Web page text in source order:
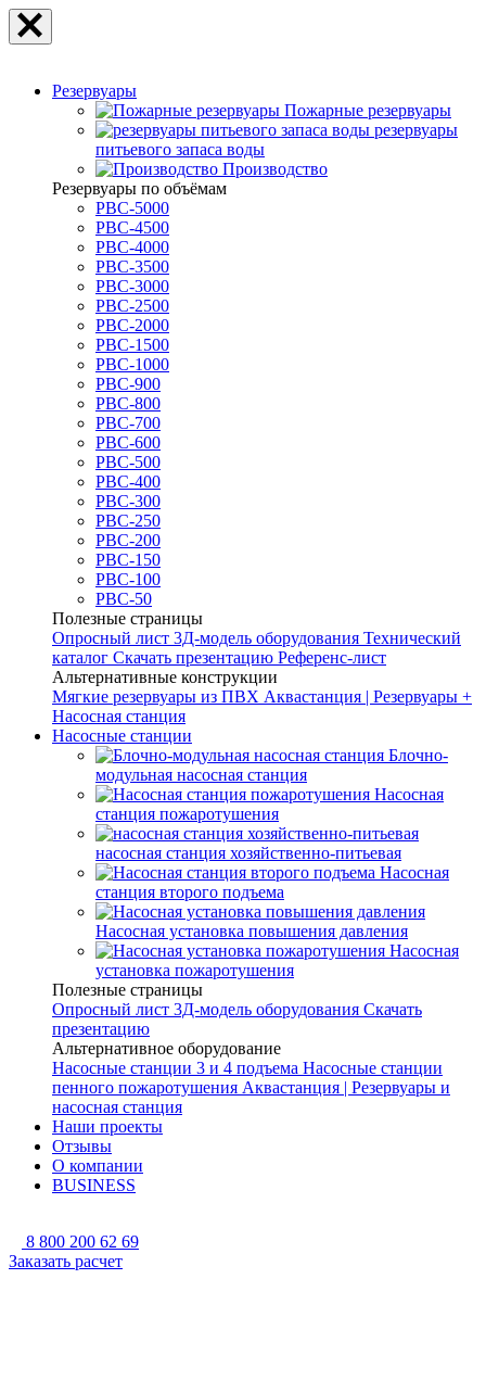
Резервуары
Пожарные резервуары
резервуары
питьевого запаса воды
Производство
Резервуары по объёмам
РВС-5000
РВС-4500
РВС-4000
РВС-3500
РВС-3000
РВС-2500
РВС-2000
РВС-1500
РВС-1000
РВС-900
РВС-800
РВС-700
РВС-600
РВС-500
РВС-400
РВС-300
РВС-250
РВС-200
РВС-150
РВС-100
РВС-50
Полезные страницы
Опросный лист 3Д-модель оборудования Технический
каталог Скачать презентацию Референс-лист
Альтернативные конструкции
Мягкие резервуары из ПВХ Аквастанция | Резервуары +
Насосная станция
Насосные станции
Блочно-
модульная насосная станция
Насосная
станция пожаротушения
насосная станция хозяйственно-питьевая
Насосная
станция второго подъема
Насосная установка повышения давления
Насосная
установка пожаротушения
Полезные страницы
Опросный лист 3Д-модель оборудования Скачать
презентацию
Альтернативное оборудование
Насосные станции 3 и 4 подъема Насосные станции
пенного пожаротушения Аквастанция | Резервуары и
насосная станция
Наши проекты
Отзывы
О компании
BUSINESS
8 800 200 62 69
Заказать расчет